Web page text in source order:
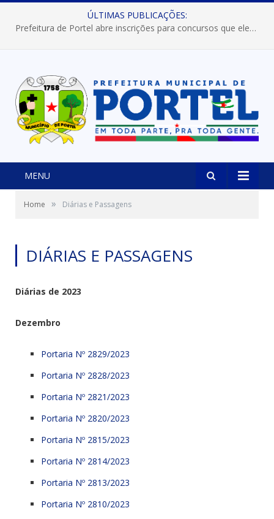
ÚLTIMAS PUBLICAÇÕES:
Prefeitura de Portel abre inscrições para concursos que elegerão os destaques do Verão 2026
MENU
Home » Diárias e Passagens
DIÁRIAS E PASSAGENS
Diárias de 2023
Dezembro
Portaria Nº 2829/2023
Portaria Nº 2828/2023
Portaria Nº 2821/2023
Portaria Nº 2820/2023
Portaria Nº 2815/2023
Portaria Nº 2814/2023
Portaria Nº 2813/2023
Portaria Nº 2810/2023